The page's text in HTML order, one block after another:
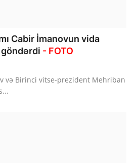
Cabir İmanovun vida
- FOTO
və Birinci vitse-prezident Mehriban